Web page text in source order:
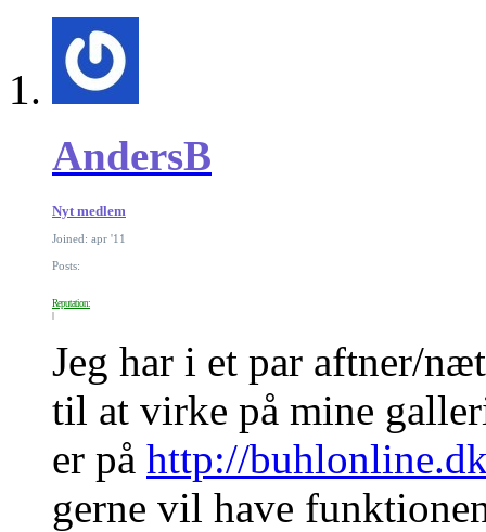
AndersB
Nyt medlem
Joined: apr '11
Posts:
Reputation:
Jeg har i et par aftner/
til at virke på mine
er på http://
gerne vil have